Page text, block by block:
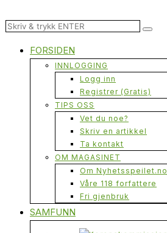
FORSIDEN
INNLOGGING
Logg inn
Registrer (Gratis)
TIPS OSS
Vet du noe?
Skriv en artikkel
Ta kontakt
OM MAGASINET
Om Nyhetsspeilet.no
Våre 118 forfattere
Fri gjenbruk
SAMFUNN